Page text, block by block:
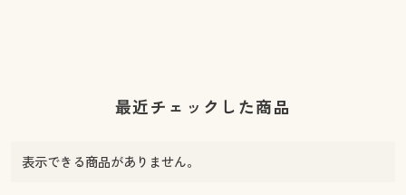
最近チェックした商品
表示できる商品がありません。